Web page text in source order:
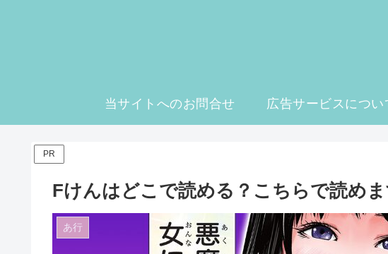
当サイトへのお問合せ 広告サービスについ
PR
Fけんはどこで読める？こちらで読めま
あ行